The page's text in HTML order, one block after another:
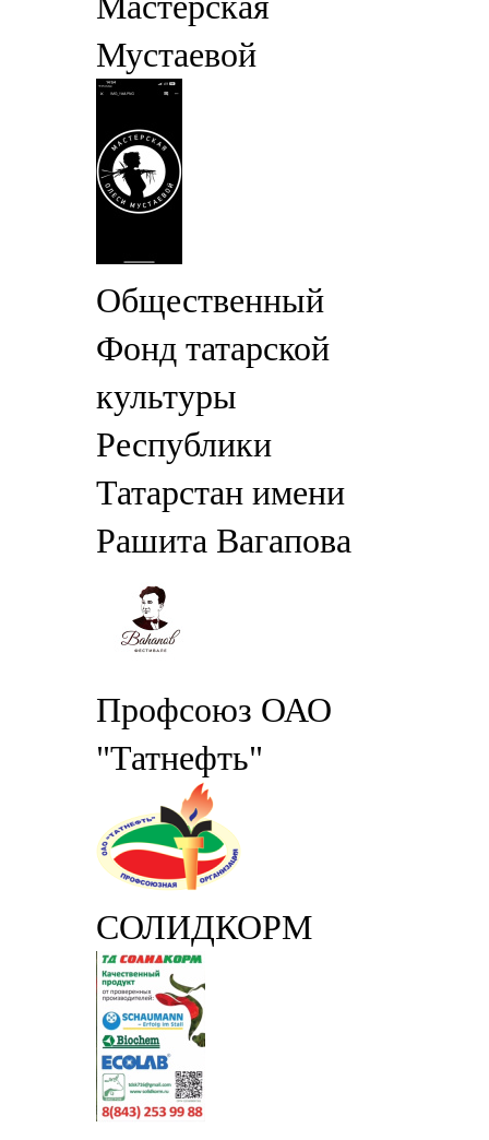
Мустаевой
Общественный
Фонд татарской
культуры
Республики
Татарстан имени
Рашита Вагапова
Профсоюз ОАО
"Татнефть"
СОЛИДКОРМ